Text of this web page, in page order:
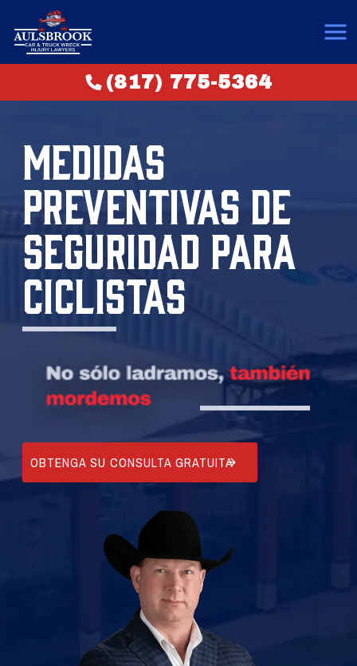
(817) 775-5364
MEDIDAS
PREVENTIVAS DE
SEGURIDAD PARA
CICLISTAS
OBTENGA SU CONSULTA GRATUITA